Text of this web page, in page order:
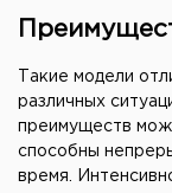
Такие модели
различных
преимуществ
способны
время.